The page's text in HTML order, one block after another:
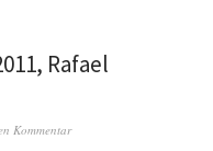
Rafael
Kommentar